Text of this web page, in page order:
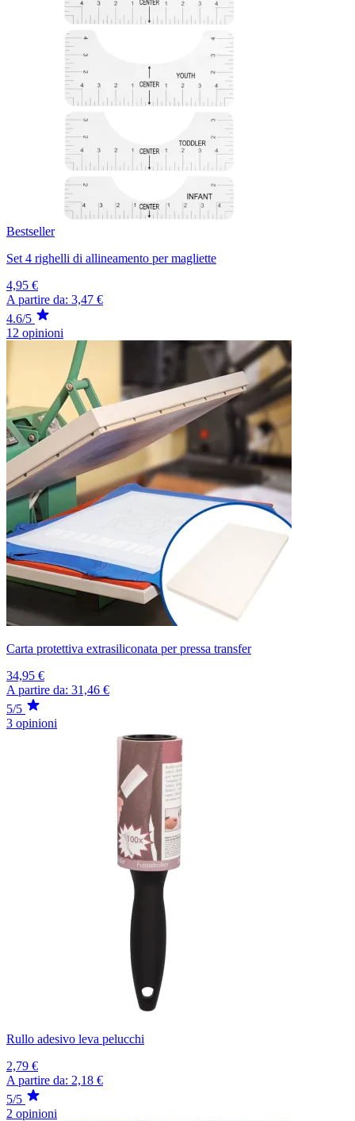
Bestseller
Set 4 righelli di allineamento per magliette
4,95 €
A partire da: 3,47 €
4.6/5
12 opinioni
Carta protettiva extrasiliconata per pressa transfer
34,95 €
A partire da: 31,46 €
5/5
3 opinioni
Rullo adesivo leva pelucchi
2,79 €
A partire da: 2,18 €
5/5
2 opinioni